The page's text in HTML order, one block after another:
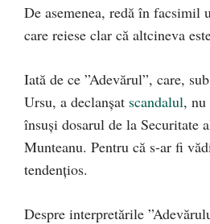
De asemenea, redă în facsimil
care reiese clar că altcineva
Iată de ce ”Adevărul”, care,
Ursu, a declanșat scandalul, nu
însuși dosarul de la Securitate
Munteanu. Pentru că s-ar fi
tendențios.
Despre interpretările